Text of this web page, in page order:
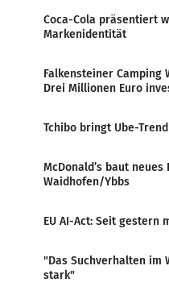
Coca-Cola präsentiert
Markenidentität
Falkensteiner
Drei Millionen Euro
Tchibo bringt Ube-
McDonald’s baut
Waidhofen/Ybbs
EU AI-Act: Seit gestern
"Das Suchverhalten im
stark"